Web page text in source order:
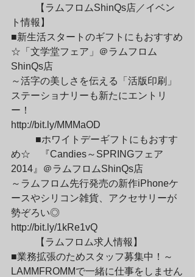
ト情報】
■新生活スタートのギフトにもおすすめ
☆「文学堂フェア」＠ラムフロム
ShinQs店
～活字の美しさを伝える「活版印刷」
ステーショナリーも新たにエントリ
ー！
http://bit.ly/MMMaOD
め☆　『Candies～SPRINGフェア
2014』＠ラムフロムShinQs店
～ラムフロム先行発売の新作iPhoneケ
ースやシリコン雑貨、アクセサリーが
勢ぞろい◎
http://bit.ly/1kRe1vQ
■業務拡張のためスタッフ募集中！～
LAMMFROMMで一緒に仕事をしません